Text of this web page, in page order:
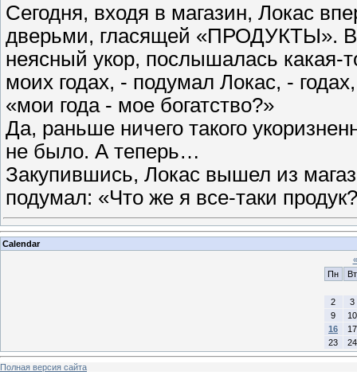
Сегодня, входя в магазин, Локас
дверьми, гласящей «ПРОДУКТЫ». В
неясный укор, послышалась
моих годах, - подумал Локас, -
«мои года - мое богатство?»
Да, раньше ничего такого
не было. А теперь…
Закупившись, Локас вышел из
подумал: «Что же я все-таки
Calendar
«
Пн
Вт
2
3
9
10
16
17
23
24
Полная версия сайта